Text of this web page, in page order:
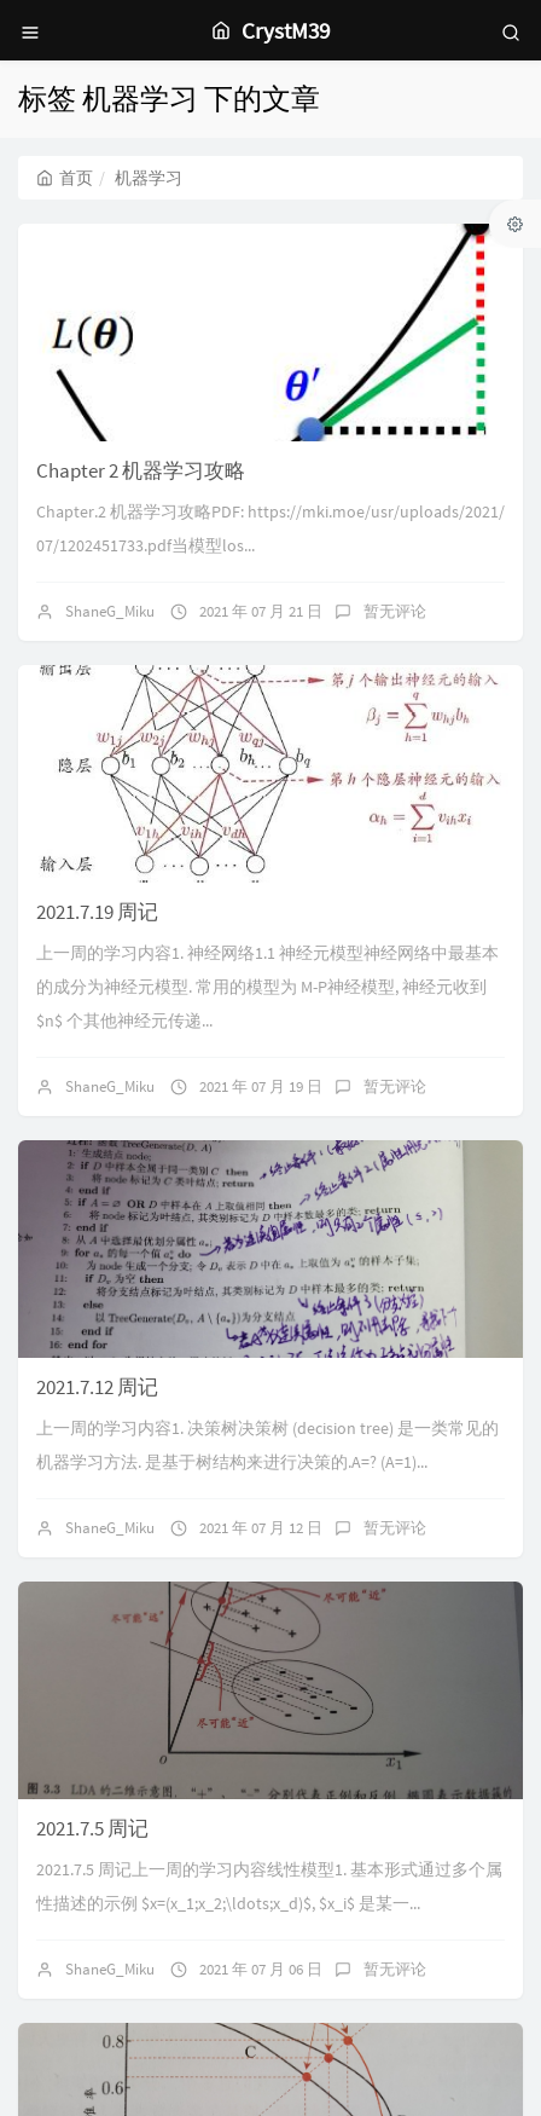
CrystM39
标签 机器学习 下的文章
首页 机器学习
Chapter 2 机器学习攻略
Chapter.2 机器学习攻略PDF: https://mki.moe/usr/uploads/2021/
07/1202451733.pdf当模型los...
ShaneG_Miku 2021 年 07 月 21 日 暂无评论
2021.7.19 周记
上一周的学习内容1. 神经网络1.1 神经元模型神经网络中最基本
的成分为神经元模型. 常用的模型为 M-P神经模型, 神经元收到
$n$ 个其他神经元传递...
ShaneG_Miku 2021 年 07 月 19 日 暂无评论
2021.7.12 周记
上一周的学习内容1. 决策树决策树 (decision tree) 是一类常见的
机器学习方法. 是基于树结构来进行决策的.A=? (A=1)...
ShaneG_Miku 2021 年 07 月 12 日 暂无评论
2021.7.5 周记
2021.7.5 周记上一周的学习内容线性模型1. 基本形式通过多个属
性描述的示例 $x=(x_1;x_2;\ldots;x_d)$, $x_i$ 是某一...
ShaneG_Miku 2021 年 07 月 06 日 暂无评论